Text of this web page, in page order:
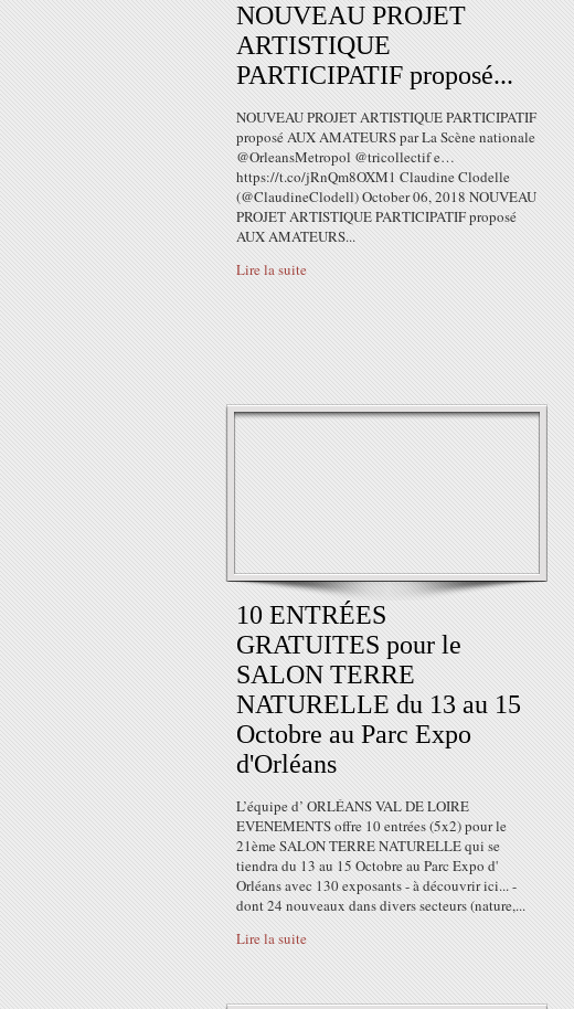
NOUVEAU PROJET
ARTISTIQUE
PARTICIPATIF proposé...
NOUVEAU PROJET ARTISTIQUE PARTICIPATIF
proposé AUX AMATEURS par La Scène nationale
@OrleansMetropol @tricollectif e…
https://t.co/jRnQm8OXM1 Claudine Clodelle
(@ClaudineClodell) October 06, 2018 NOUVEAU
PROJET ARTISTIQUE PARTICIPATIF proposé
AUX AMATEURS...
Lire la suite
10 ENTRÉES
GRATUITES pour le
SALON TERRE
NATURELLE du 13 au 15
Octobre au Parc Expo
d'Orléans
L’équipe d’ ORLÉANS VAL DE LOIRE
EVENEMENTS offre 10 entrées (5x2) pour le
21ème SALON TERRE NATURELLE qui se
tiendra du 13 au 15 Octobre au Parc Expo d'
Orléans avec 130 exposants - à découvrir ici... -
dont 24 nouveaux dans divers secteurs (nature,...
Lire la suite